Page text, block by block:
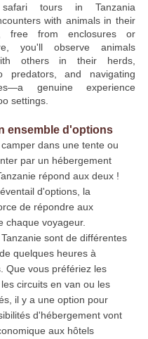
tours in Tanzania
with animals in their
free from enclosures or
you'll observe animals
others in their herds,
predators, and navigating
genuine experience
settings.
ensemble d'options
dans une tente ou
par un hébergement
répond aux deux !
d'options, la
de répondre aux
chaque voyageur.
sont de différentes
quelques heures à
Que vous préfériez les
circuits en van ou les
il y a une option pour
d'hébergement vont
aux hôtels